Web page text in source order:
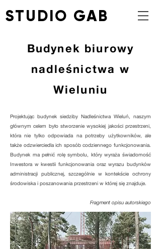
STUDIO GAB
Budynek biurowy
nadleśnictwa w
Wieluniu
​Projektując budynek siedziby Nadleśnictwa Wieluń, naszym
głównym celem było stworzenie wysokiej jakości przestrzeni,
która nie tylko odpowiada na potrzeby użytkowników, ale
także odzwierciedla ich sposób codziennego funkcjonowania.
Budynek ma pełnić rolę symbolu, który wyraża świadomość
Inwestora w kwestii funkcjonowania oraz wyrazu budynków
administracji publicznej, szczególnie w kontekście ochrony
środowiska i poszanowania przestrzeni w której się znajduje.
Fragment opisu autorskiego